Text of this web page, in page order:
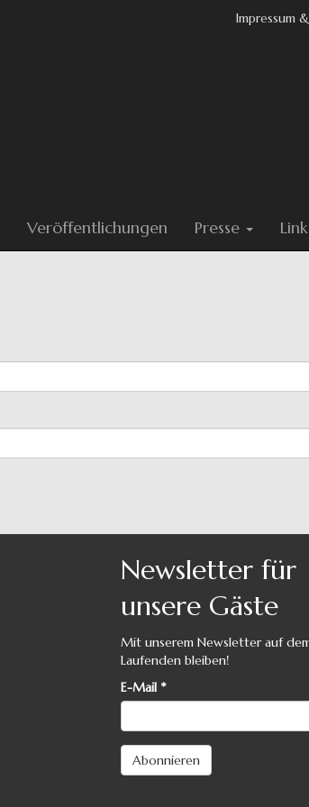
Impressum
Veröffentlichungen Presse
Newsletter für
unsere Gäste
Mit unserem Newsletter auf
Laufenden bleiben!
E-Mail *
Abonnieren